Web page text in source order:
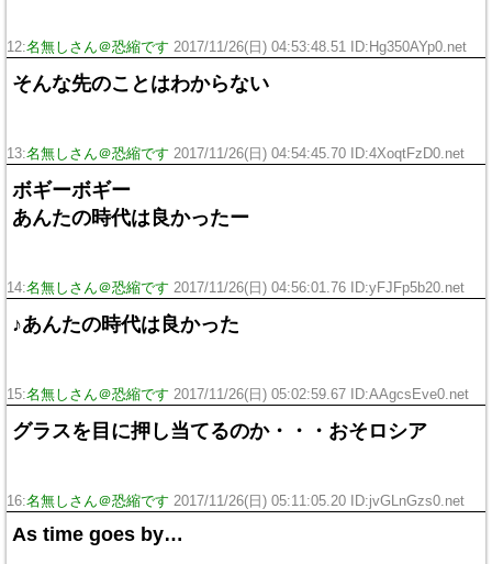
12:名無しさん＠恐縮です 2017/11/26(日) 04:53:48.51 ID:Hg350AYp0.net
そんな先のことはわからない
13:名無しさん＠恐縮です 2017/11/26(日) 04:54:45.70 ID:4XoqtFzD0.net
ボギーボギー
あんたの時代は良かったー
14:名無しさん＠恐縮です 2017/11/26(日) 04:56:01.76 ID:yFJFp5b20.net
♪あんたの時代は良かった
15:名無しさん＠恐縮です 2017/11/26(日) 05:02:59.67 ID:AAgcsEve0.net
グラスを目に押し当てるのか・・・おそロシア
16:名無しさん＠恐縮です 2017/11/26(日) 05:11:05.20 ID:jvGLnGzs0.net
As time goes by…